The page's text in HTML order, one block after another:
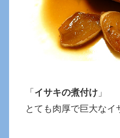
「 イサキの煮付け 」
とても肉厚で巨大なイ